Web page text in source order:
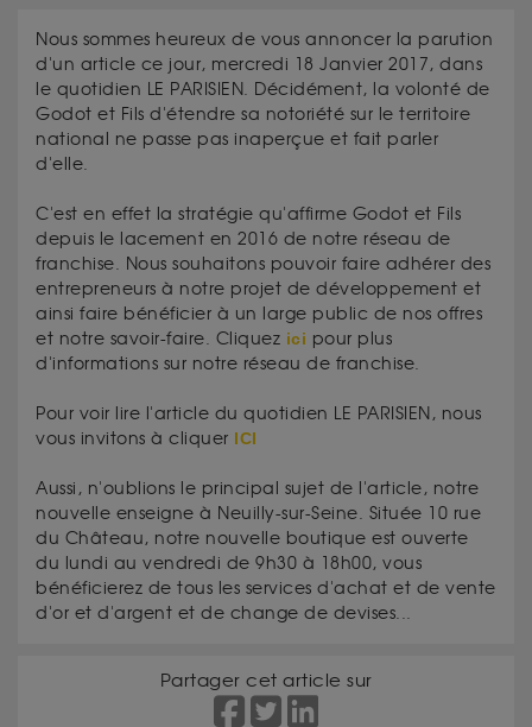
Nous sommes heureux de vous annoncer la parution
d'un article ce jour, mercredi 18 Janvier 2017, dans
le quotidien LE PARISIEN. Décidément, la volonté de
Godot et Fils d'étendre sa notoriété sur le territoire
national ne passe pas inaperçue et fait parler
d'elle.
C'est en effet la stratégie qu'affirme Godot et Fils
depuis le lacement en 2016 de notre réseau de
franchise. Nous souhaitons pouvoir faire adhérer des
entrepreneurs à notre projet de développement et
ainsi faire bénéficier à un large public de nos offres
et notre savoir-faire. Cliquez ici pour plus
d'informations sur notre réseau de franchise.
Pour voir lire l'article du quotidien LE PARISIEN, nous
vous invitons à cliquer ICI
Aussi, n'oublions le principal sujet de l'article, notre
nouvelle enseigne à Neuilly-sur-Seine. Située 10 rue
du Château, notre nouvelle boutique est ouverte
du lundi au vendredi de 9h30 à 18h00, vous
bénéficierez de tous les services d'achat et de vente
d'or et d'argent et de change de devises...
Partager cet article sur